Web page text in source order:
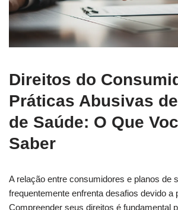
Direitos do
Práticas Abusivas
de Saúde: O Que
Saber
A relação entre consumidores e planos de
frequentemente enfrenta desafios devido a
Compreender seus direitos é fundamental